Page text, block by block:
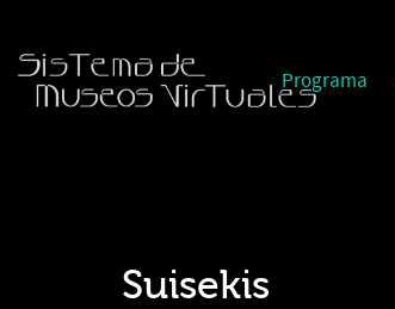
Programa
Suisekis